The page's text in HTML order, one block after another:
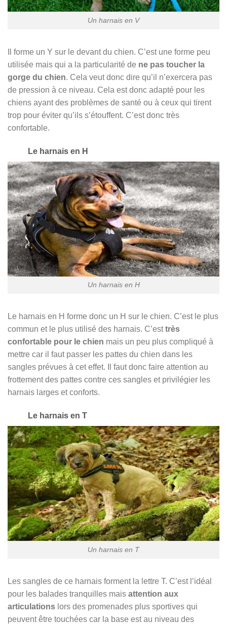
Un harnais en V
Il forme un Y sur le devant du chien. C’est une forme peu
utilisée mais qui a la particularité de ne pas toucher la
gorge du chien. Cela veut donc dire qu’il n’exercera pas
de pression à ce niveau. Cela est donc adapté pour les
chiens ayant des problèmes de santé ou à ceux qui tirent
trop pour éviter qu’ils s’étouffent. C’est donc très
confortable.
Le harnais en H
Un harnais en H
Le harnais en H forme donc un H sur le chien. C’est le plus
commun et le plus utilisé des harnais. C’esttrès
confortable pour le chien mais un peu plus compliqué à
mettre car il faut passer les pattes du chien dans les
sangles prévues à cet effet. Il faut donc faire attention au
frottement des pattes contre ces sangles et privilégier les
harnais larges et conforts.
Le harnais en T
Un harnais en T
Les sangles de ce harnais forment la lettre T. C’est l’idéal
pour les balades tranquilles mais attention aux
articulations lors des promenades plus sportives qui
peuvent être touchées car la base est au niveau des